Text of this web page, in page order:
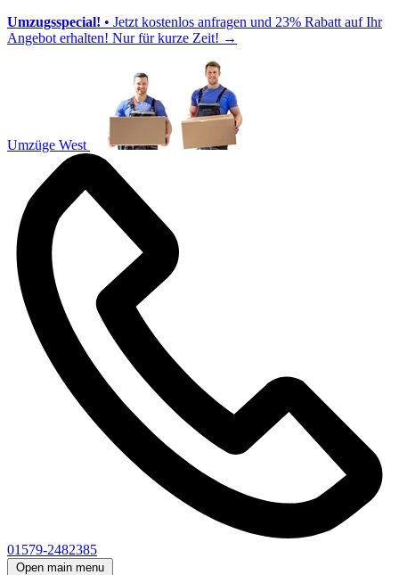
Umzugsspecial! • Jetzt kostenlos anfragen und 23% Rabatt auf Ihr
Angebot erhalten! Nur für kurze Zeit! →
Umzüge West
01579-2482385
Open main menu